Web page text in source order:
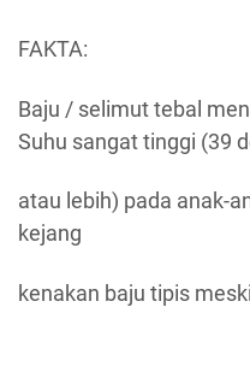
FAKTA:
Baju / selimut tebal
Suhu sangat tinggi (39
atau lebih) pada anak-
kejang
kenakan baju tipis